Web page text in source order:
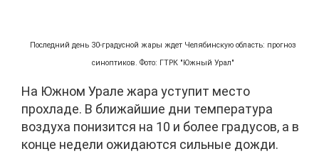
Последний день 30-градусной жары ждет Челябинскую область: прогноз
синоптиков. Фото: ГТРК "Южный Урал"
На Южном Урале жара уступит место
прохладе. В ближайшие дни температура
воздуха понизится на 10 и более градусов, а в
конце недели ожидаются сильные дожди.